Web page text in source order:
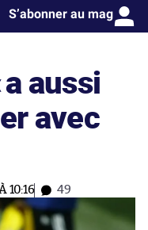
S’abonner au mag
a aussi
avec
10:16 49